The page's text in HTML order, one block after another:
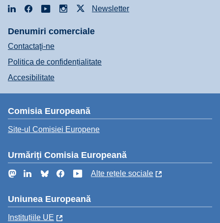
LinkedInFacebookYouTubeInstagramNewsletter
Denumiri comerciale
Contactaţi-ne
Politica de confidențialitate
Accesibilitate
Comisia Europeană
Site-ul Comisiei Europene
Urmăriți Comisia Europeană
MastodonLinkedInBlueskyFacebookYouTube
Alte rețele sociale
Uniunea Europeană
Instituțiile UE